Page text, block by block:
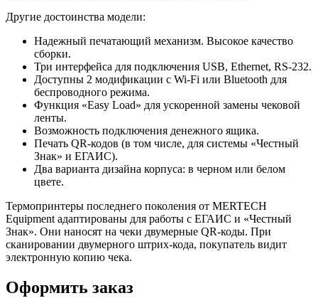
Другие достоинства модели:
Надежный печатающий механизм. Высокое качество
сборки.
Три интерфейса для подключения USB, Ethernet, RS-232.
Доступны 2 модификации с Wi-Fi или Bluetooth для
беспроводного режима.
Функция «Easy Load» для ускоренной замены чековой
ленты.
Возможность подключения денежного ящика.
Печать QR-кодов (в том числе, для системы «Честный
Знак» и ЕГАИС).
Два варианта дизайна корпуса: в черном или белом
цвете.
Термопринтеры последнего поколения от MERTECH
Equipment адаптированы для работы с ЕГАИС и «Честный
Знак». Они наносят на чеки двумерные QR-коды. При
сканировании двумерного штрих-кода, покупатель видит
электронную копию чека.
Оформить заказ